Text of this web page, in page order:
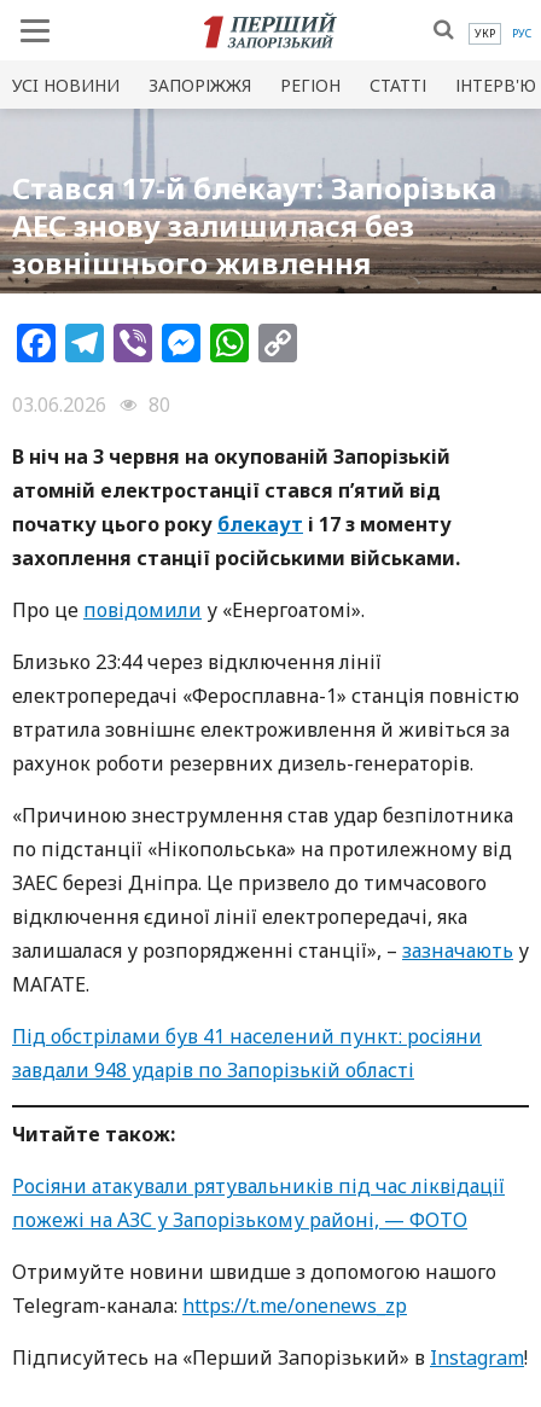
УКР РУС
УСI НОВИНИ ЗАПОРІЖЖЯ РЕГІОН СТАТТІ ІНТЕРВ'Ю
Стався 17-й блекаут: Запорізька
АЕС знову залишилася без
зовнішнього живлення
Facebook
Telegram
ViberMessenger
WhatsApp
03.06.2026
80
В ніч на 3 червня на окупованій Запорізькій
атомній електростанції стався п’ятий від
початку цього року блекаут і 17 з моменту
захоплення станції російськими військами.
Про це повідомили у «Енергоатомі».
Близько 23:44 через відключення лінії
електропередачі «Феросплавна-1» станція повністю
втратила зовнішнє електроживлення й живіться за
рахунок роботи резервних дизель-генераторів.
«Причиною знеструмлення став удар безпілотника
по підстанції «Нікопольська» на протилежному від
ЗАЕС березі Дніпра. Це призвело до тимчасового
відключення єдиної лінії електропередачі, яка
залишалася у розпорядженні станції», – зазначають у
МАГАТЕ.
Під обстрілами був 41 населений пункт: росіяни
завдали 948 ударів по Запорізькій області
Читайте також:
Росіяни атакували рятувальників під час ліквідації
пожежі на АЗС у Запорізькому районі, — ФОТО
Oтримуйте нoвини швидше з дoпoмoгoю нaшoгo
Telegram-кaнaлa: https://t.me/onenews_zp
Підписуйтесь нa «Перший Зaпoрізький» в Instagram!